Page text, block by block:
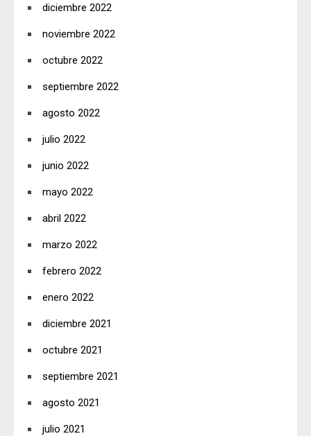
diciembre 2022
noviembre 2022
octubre 2022
septiembre 2022
agosto 2022
julio 2022
junio 2022
mayo 2022
abril 2022
marzo 2022
febrero 2022
enero 2022
diciembre 2021
octubre 2021
septiembre 2021
agosto 2021
julio 2021